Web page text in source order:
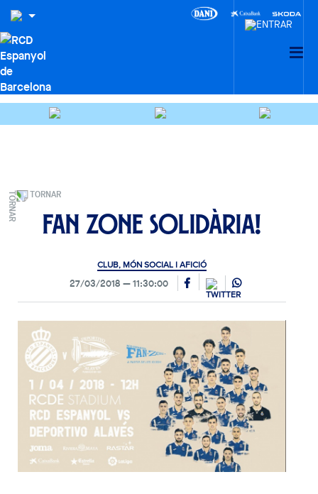
TORNAR
Fan Zone solidària!
CLUB, MÓN SOCIAL I AFICIÓ
27/03/2018 11:30:00